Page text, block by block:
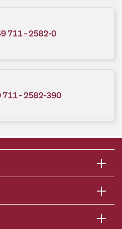
711 - 2582-0
711 - 2582-390